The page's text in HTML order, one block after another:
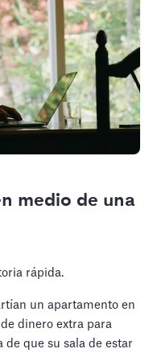
medio de una
rápida.
un apartamento en
dinero extra para
de que su sala de estar